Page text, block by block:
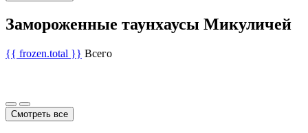
Замороженные таунхаусы Микуличей
{{ frozen.total }} Всего
Смотреть все